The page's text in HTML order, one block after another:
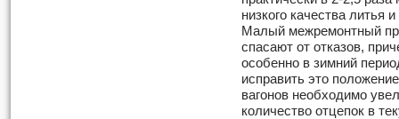
низкого качества литья
Малый межремонтный
спасают от отказов,
особенно в зимний
исправить это
вагонов необходимо
количество отцепок в